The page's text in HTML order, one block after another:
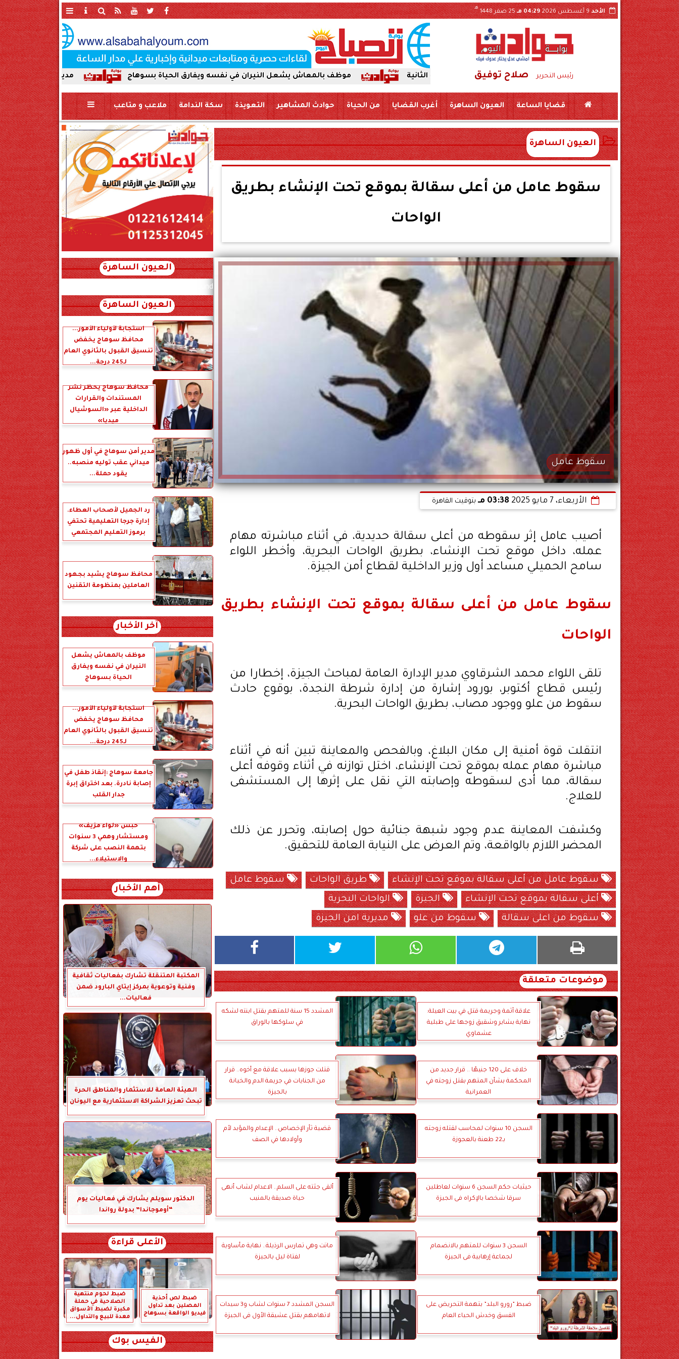
الأحد9 أغسطس 2026 04:29 مـ 25 صفر 1448
هـ
رئيس التحرير صلاح توفيق مدير أمن سوهاج في أول ظهور موظف بالمعاش يشعل النيران في نفسه ويفارق الحياة بسوهاج بالثانوي العام لـ245 درجة في مرحلته الثانية
قضايا الساعة العيون الساهرة أغرب القضايا من الحياة حوادث المشاهير التعويذة سكة الندامة ملاعب و متاعب
العيون الساهرة
سقوط عامل من أعلى سقالة بموقع تحت الإنشاء بطريق
الواحات
سقوط عامل
الأربعاء، 7 مايو 2025 03:38 مـ بتوقيت القاهرة
أصيب عامل إثر سقوطه من أعلى سقالة حديدية، في أثناء مباشرته مهام
عمله، داخل موقع تحت الإنشاء، بطريق الواحات البحرية، وأخطر اللواء
سامح الحميلي مساعد أول وزير الداخلية لقطاع أمن الجيزة.
سقوط عامل من أعلى سقالة بموقع تحت الإنشاء بطريق
الواحات
تلقى اللواء محمد الشرقاوي مدير الإدارة العامة لمباحث الجيزة، إخطارا من
رئيس قطاع أكتوبر، بورود إشارة من إدارة شرطة النجدة، بوقوع حادث
سقوط من علو ووجود مصاب، بطريق الواحات البحرية.
انتقلت قوة أمنية إلى مكان البلاغ، وبالفحص والمعاينة تبين أنه في أثناء
مباشرة مهام عمله بموقع تحت الإنشاء، اختل توازنه في أثناء وقوفه أعلى
سقالة، مما أدى لسقوطه وإصابته التي نقل على إثرها إلى المستشفى
للعلاج.
وكشفت المعاينة عدم وجود شبهة جنائية حول إصابته، وتحرر عن ذلك
المحضر اللازم بالواقعة، وتم العرض على النيابة العامة للتحقيق.
سقوط عامل من أعلى سقالة بموقع تحت الإنشاء طريق الواحات
سقوط عامل
أعلى سقالة بموقع تحت الإنشاء
الجيزة
الواحات البحرية
سقوط من اعلى سقالة
سقوط من علو مديرية امن الجيزة
موضوعات متعلقة
علاقة آثمة وجريمة قتل في بيت العيلة:
نهاية بشاير وشقيق زوجها على طبلية
عشماوي
المشدد 15 سنة للمتهم بقتل ابنته لشكه
في سلوكها بالوراق
خلاف على 120 جنيهًا .. قرار جديد من
المحكمة بشأن المتهم بقتل زوجته في
العمرانية
قتلت جوزها بسبب علاقة مع أخوه.. قرار
من الجنايات في جريمة الدم والخيانة
بالجيزة
السجن 10 سنوات لمحاسب لقتله زوجته
بـ22 طعنة بالعجوزة
قضية ثأر الإخصاص.. الإعدام والمؤبد لأم
وأولادها في الصف
حيثيات حكم السجن 6 سنوات لعاطلين
سرقا شخصا بالإكراه فى الجيزة
ألقى جثته على السلم.. الاعدام لشاب أنهى
حياة صديقة بالمنيب
السجن 3 سنوات للمتهم بالانضمام
لجماعة إرهابية فى الجيزة
ماتت وهي تمارس الرذيلة.. نهاية مأساوية
لفتاة ليل بالجيزة
ضبط ”رورو البلد” بتهمة التحريض على
الفسق وخدش الحياء العام
السجن المشدد 7 سنوات لشاب و3 سيدات
لاتهامهم بقتل عشيقة الأول فى الجيزة
العيون الساهرة
xml_json/rss/~12.xml x0n not found
العيون الساهرة
استجابة لأولياء الأمور...
محافظ سوهاج يخفض
تنسيق القبول بالثانوي العام
لـ245 درجة...
محافظ سوهاج يحظر نشر
المستندات والقرارات
الداخلية عبر «السوشيال
ميديا»
مدير أمن سوهاج في أول ظهور
ميداني عقب توليه منصبه..
يقود حملة...
رد الجميل لأصحاب العطاء.
إدارة جرجا التعليمية تحتفي
برموز التعليم المجتمعي
محافظ سوهاج يشيد بجهود
العاملين بمنظومة التقنين
آخر الأخبار
موظف بالمعاش يشعل
النيران في نفسه ويفارق
الحياة بسوهاج
استجابة لأولياء الأمور...
محافظ سوهاج يخفض
تنسيق القبول بالثانوي العام
لـ245 درجة...
جامعة سوهاج :إنقاذ طفل في
إصابة نادرة. بعد اختراق إبرة
جدار القلب
حبس «لواء مزيف»
ومستشار وهمي 3 سنوات
بتهمة النصب على شركة
والاستيلاء...
أهم الأخبار
المكتبة المتنقلة تشارك بفعاليات ثقافية
وفنية وتوعوية بمركز إيتاي البارود ضمن
فعاليات...
الهيئة العامة للاستثمار والمناطق الحرة
تبحث تعزيز الشراكة الاستثمارية مع اليونان
الدكتور سويلم يشارك في فعاليات يوم
“أوموجاندا” بدولة رواندا
الأعلى قراءة
ضبط لص أحذية
المصلين بعد تداول
فيديو الواقعة بسوهاج
ضبط لحوم منتهية
الصلاحية في حملة
مكبرة لضبط الأسواق
معدة للبيع والتداول...
الفيس بوك